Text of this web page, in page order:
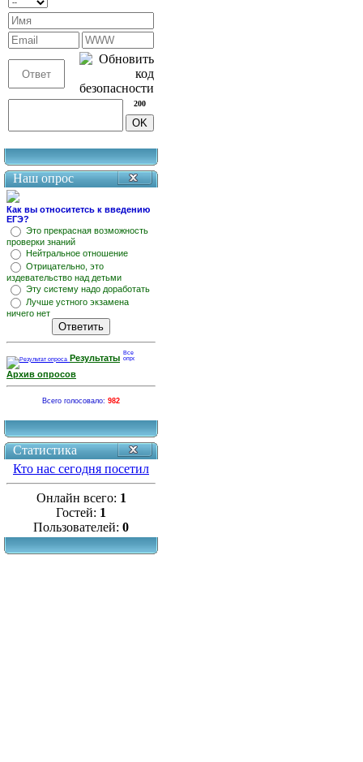
200
Наш опрос
Как вы относитетсь к введению
ЕГЭ?
Это прекрасная возможность
проверки знаний
Нейтральное отношение
Отрицательно, это
издевательство над детьми
Эту систему надо доработать
Лучше устного экзамена
ничего нет
Результаты
Архив опросов
Всего голосовало: 982
Статистика
Кто нас сегодня посетил
Онлайн всего: 1
Гостей: 1
Пользователей: 0